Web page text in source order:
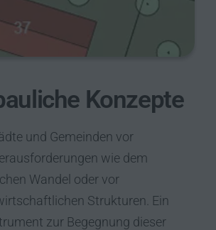
Konzepte
und Gemeinden vor
wie dem
Wandel oder vor
Strukturen. Ein
zur Begegnung dieser